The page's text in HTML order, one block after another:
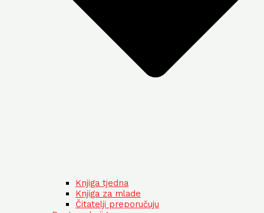
Knjiga tjedna
Knjiga za mlade
Čitatelji preporučuju